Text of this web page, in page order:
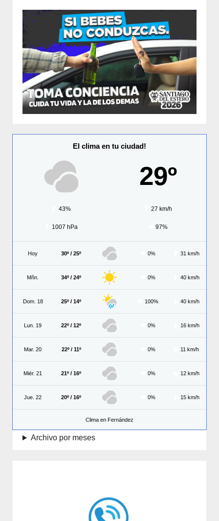
El clima en tu ciudad!
29º
43% 27 km/h
1007 hPa 97%
Hoy 30º / 25º 0% 31 km/h
Mñn. 34º / 24º 0% 40 km/h
Dom. 18 25º / 14º 100% 40 km/h
Lun. 19 22º / 12º 0% 16 km/h
Mar. 20 22º / 11º 0% 11 km/h
Miér. 21 21º / 16º 0% 12 km/h
Jue. 22 20º / 16º 0% 15 km/h
Clima en Fernández
Archivo por meses